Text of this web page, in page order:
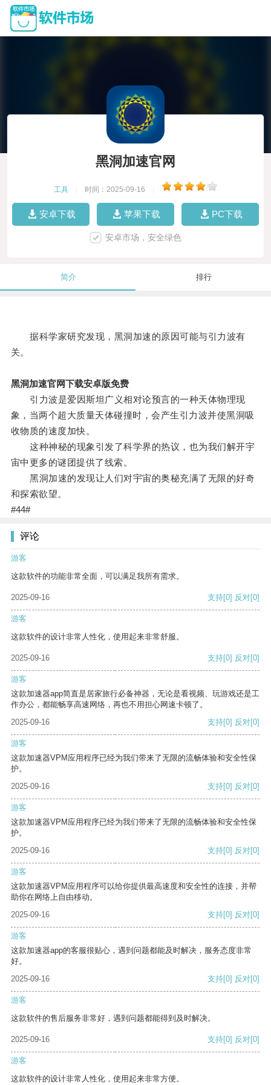
黑洞加速官网
工具 时间：2025-09-16
安卓下载 苹果下载 PC下载
安卓市场，安全绿色
简介 排行
据科学家研究发现，黑洞加速的原因可能与引力波有
关。
黑洞加速官网下载安卓版免费
引力波是爱因斯坦广义相对论预言的一种天体物理现
象，当两个超大质量天体碰撞时，会产生引力波并使黑洞吸
收物质的速度加快。
这种神秘的现象引发了科学界的热议，也为我们解开宇
宙中更多的谜团提供了线索。
黑洞加速的发现让人们对宇宙的奥秘充满了无限的好奇
和探索欲望。
#44#
评论
游客
这款软件的功能非常全面，可以满足我所有需求。
2025-09-16 支持[0] 反对[0]
游客
这款软件的设计非常人性化，使用起来非常舒服。
2025-09-16 支持[0] 反对[0]
游客
这款加速器app简直是居家旅行必备神器，无论是看视频、玩游戏还是工
作办公，都能畅享高速网络，再也不用担心网速卡顿了。
2025-09-16
支持[0] 反对[0]
游客
这款加速器VPM应用程序已经为我们带来了无限的流畅体验和安全性保
护。
2025-09-16
支持[0] 反对[0]
游客
这款加速器VPM应用程序已经为我们带来了无限的流畅体验和安全性保
护。
2025-09-16
支持[0] 反对[0]
游客
这款加速器VPM应用程序可以给你提供最高速度和安全性的连接，并帮
助你在网络上自由移动。
2025-09-16
支持[0] 反对[0]
游客
这款加速器app的客服很贴心，遇到问题都能及时解决，服务态度非常
好。
2025-09-16
支持[0] 反对[0]
游客
这款软件的售后服务非常好，遇到问题都能得到及时解决。
2025-09-16 支持[0] 反对[0]
游客
这款软件的设计非常人性化，使用起来非常方便。